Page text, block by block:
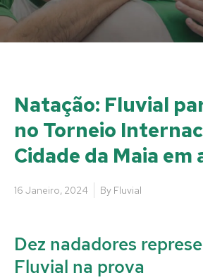
Natação: Fluvial
no Torneio
Cidade da Maia
16 Janeiro, 2024 By Fluvial
Dez nadadores
Fluvial na prova